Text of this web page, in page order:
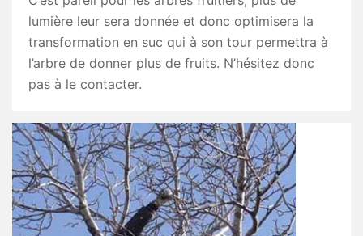
lumière leur sera donnée et donc optimisera la
transformation en suc qui à son tour permettra à
l’arbre de donner plus de fruits. N’hésitez donc
pas à le contacter.